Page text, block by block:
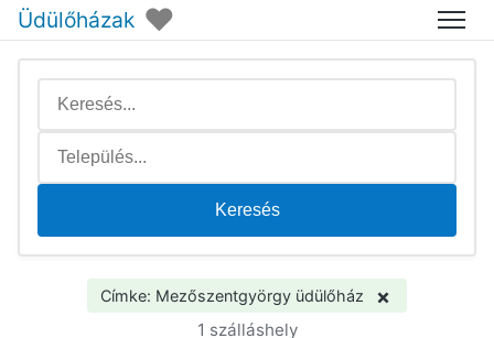
Üdülőházak ♥ Menü
Keresés
Címke: Mezőszentgyörgy üdülőház ×
1 szálláshely